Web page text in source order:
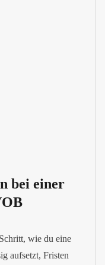
bei einer
wie du eine
aufsetzt, Fristen